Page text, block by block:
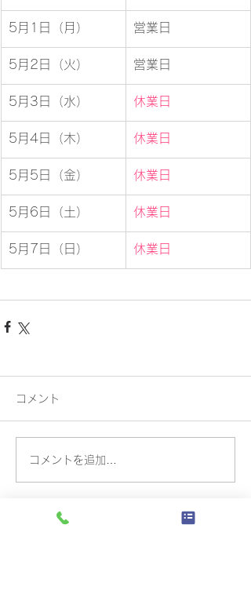
5月1日（月） 営業日
5月2日（火） 営業日
5月3日（水） 休業日
5月4日（木） 休業日
5月5日（金） 休業日
5月6日（土） 休業日
5月7日（日） 休業日
コメント
コメントを追加…
トップページ